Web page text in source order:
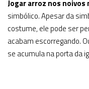
Jogar arroz nos noivos
simbólico. Apesar da
costume, ele pode ser
acabam escorregando.
se acumula na porta da